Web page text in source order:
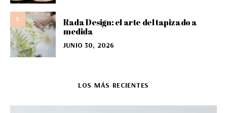
5
Rada Design: el arte del tapizado a
medida
JUNIO 30, 2026
LOS MÁS RECIENTES